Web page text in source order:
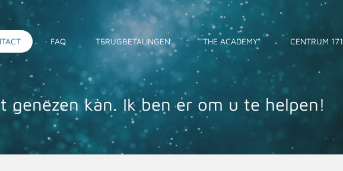
FAQ TERUGBETALINGEN "THE ACADEMY" CENTRUM 171
genezen kàn. Ik ben er om u te helpen!